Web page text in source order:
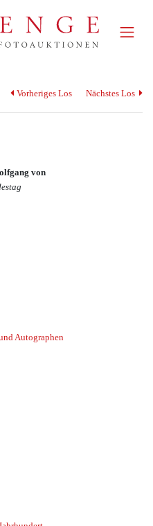
Vorheriges Los Nächstes Los
von
Autographen